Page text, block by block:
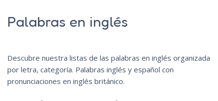
Palabras en inglés
Descubre nuestra listas de las palabras en inglés organizada
por letra, categoría. Palabras inglés y español con
pronunciaciones en inglés británico.